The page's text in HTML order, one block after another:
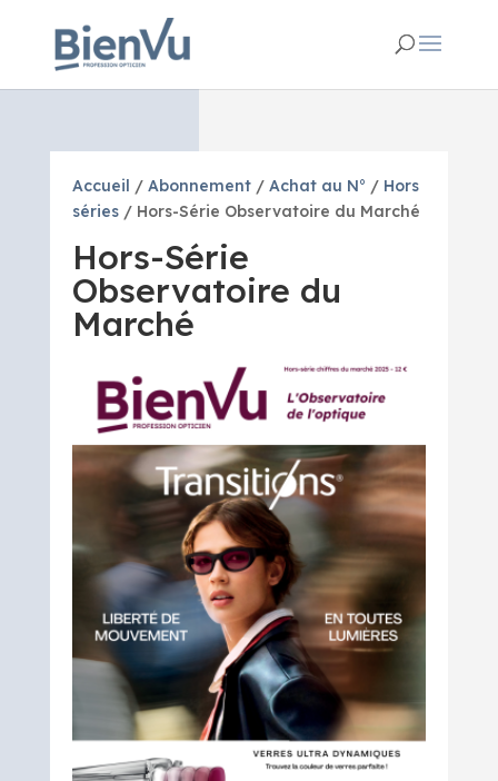
Accueil / Abonnement/ Achat au N° / Hors
séries/ Hors-Série Observatoire du Marché
Hors-Série
Observatoire du
Marché